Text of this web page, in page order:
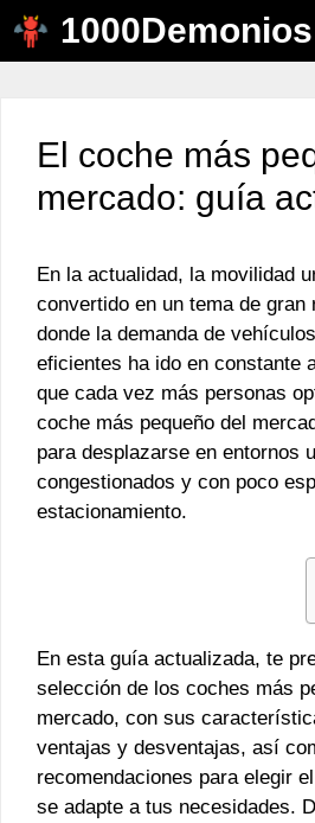
Saltar
1000Demonios
El coche más
mercado: guía
En la actualidad, la movilidad
convertido en un tema de gran
donde la demanda de
eficientes ha ido en constante
que cada vez más personas
coche más pequeño del
para desplazarse en entornos
congestionados y con poco
estacionamiento.
En esta guía actualizada, te
selección de los coches más
mercado, con sus
ventajas y desventajas, así
recomendaciones para elegir
se adapte a tus necesidades.